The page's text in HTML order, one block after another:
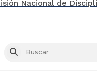
Buscar